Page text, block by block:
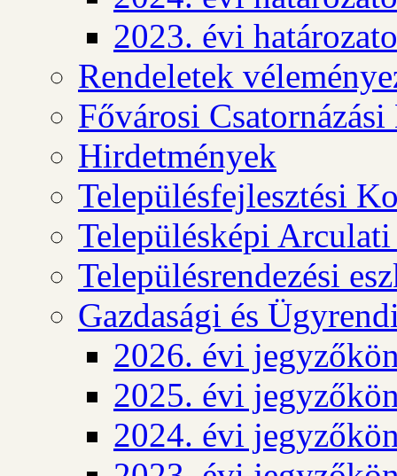
2023. évi
Rendeletek
Fővárosi
Hirdetmények
Településfejlesztési
Településképi
Településrendezési
Gazdasági és
2026. évi
2025. évi
2024. évi